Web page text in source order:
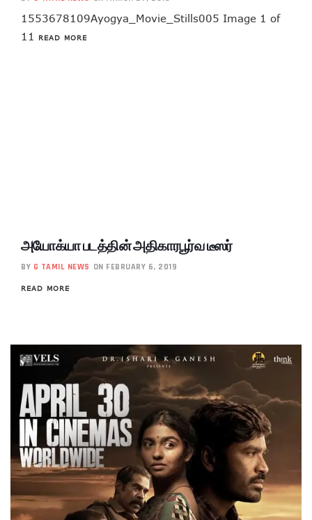
1553678109Ayogya_Movie_Stills005 Image 1 of
11
READ MORE
அயோக்யா படத்தின் அதிகாரபூர்வ டீஸர்
BY G TAMIL NEWS ON FEBRUARY 6, 2019
READ MORE